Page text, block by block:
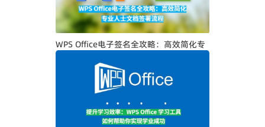
WPS Office电子签名全攻略：高效简化专